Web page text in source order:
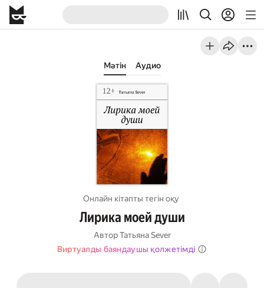
Мәтін Аудио
Онлайн кітапты тегін оқу
Лирика моей души
Автор Татьяна Sever
Виртуалды баяндаушы қолжетімді